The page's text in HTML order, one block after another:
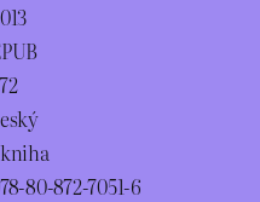
80-872-7051-6